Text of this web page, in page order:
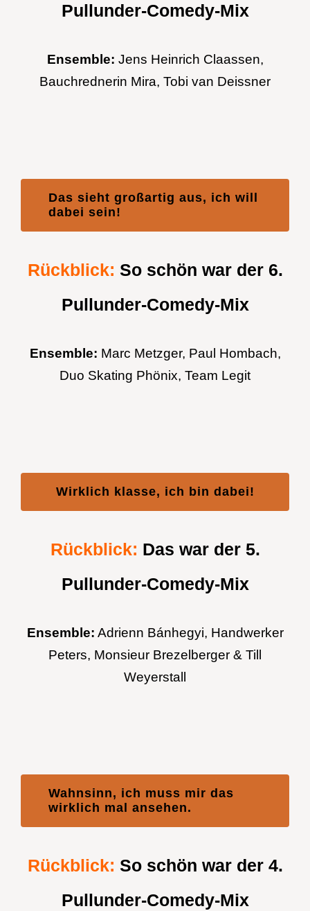
Pullunder-Comedy-Mix
Ensemble: Jens Heinrich Claassen,
Bauchrednerin Mira, Tobi van Deissner
Das sieht großartig aus, ich will
dabei sein!
Rückblick: So schön war der 6.
Pullunder-Comedy-Mix
Ensemble: Marc Metzger, Paul Hombach,
Duo Skating Phönix, Team Legit
Wirklich klasse, ich bin dabei!
Rückblick: Das war der 5.
Pullunder-Comedy-Mix
Ensemble: Adrienn Bánhegyi, Handwerker
Peters, Monsieur Brezelberger & Till
Weyerstall
Wahnsinn, ich muss mir das
wirklich mal ansehen.
Rückblick: So schön war der 4.
Pullunder-Comedy-Mix